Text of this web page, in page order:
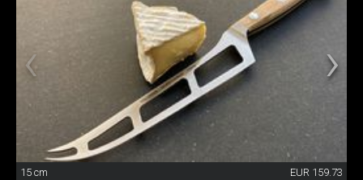
15 cm EUR 159.73